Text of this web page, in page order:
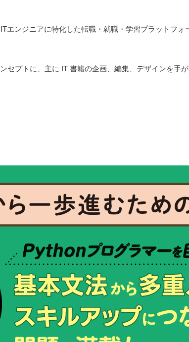
エンジニアに特化した転職・就職・学習プラットフォ
セプトに、主に IT 書籍の企画、編集、デザインを手